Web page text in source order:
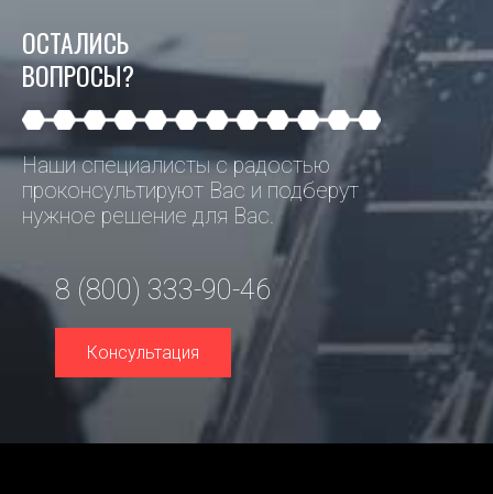
ОСТАЛИСЬ
ВОПРОСЫ?
Наши специалисты с радостью
проконсультируют Вас и подберут
нужное решение для Вас.
8 (800) 333-90-46
Консультация